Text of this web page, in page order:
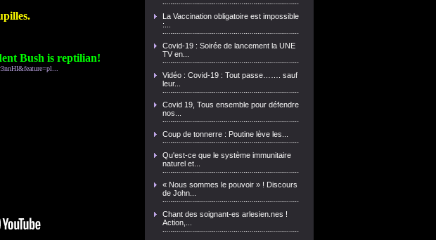
La Vaccination obligatoire est impossible
:...
Covid-19 : Soirée de lancement la UNE
TV en...
Vidéo : Covid-19 : Tout passe……. sauf
leur...
Covid 19, Tous ensemble pour défendre
nos...
Coup de tonnerre : Poutine lève les...
Qu'est-ce que le système immunitaire
naturel et...
« Nous sommes le pouvoir » ! Discours
de John...
Chant des soignant-es arlesien.nes !
Action,...
Bush is reptilian!